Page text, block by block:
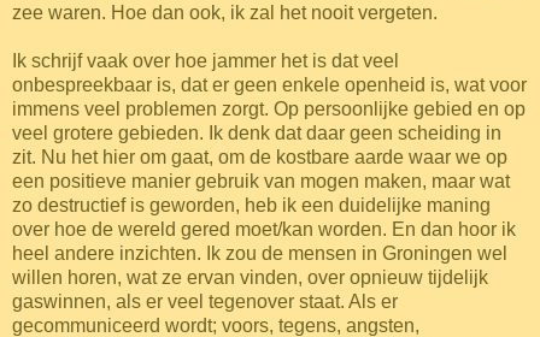
zee waren. Hoe dan ook, ik zal het nooit vergeten.
Ik schrijf vaak over hoe jammer het is dat veel
onbespreekbaar is, dat er geen enkele openheid is, wat voor
immens veel problemen zorgt. Op persoonlijke gebied en op
veel grotere gebieden. Ik denk dat daar geen scheiding in
zit. Nu het hier om gaat, om de kostbare aarde waar we op
een positieve manier gebruik van mogen maken, maar wat
zo destructief is geworden, heb ik een duidelijke maning
over hoe de wereld gered moet/kan worden. En dan hoor ik
heel andere inzichten. Ik zou de mensen in Groningen wel
willen horen, wat ze ervan vinden, over opnieuw tijdelijk
gaswinnen, als er veel tegenover staat. Als er
gecommuniceerd wordt; voors, tegens, angsten,